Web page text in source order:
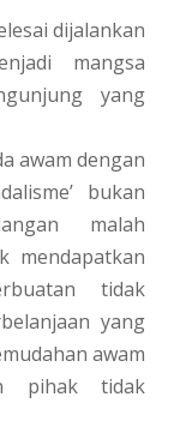
dijalankan
mangsa
yang
awam dengan
bukan
malah
mendapatkan
tidak
yang
awam
pihak tidak